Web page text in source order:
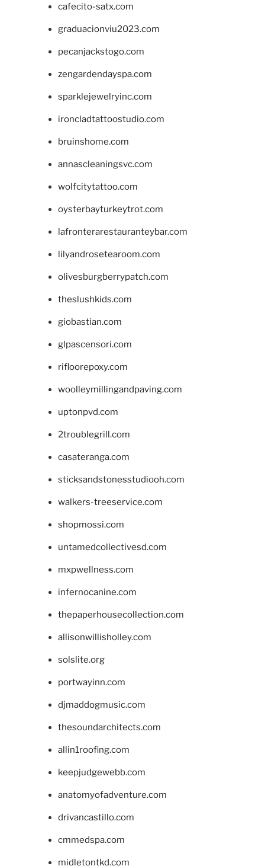
cafecito-satx.com
graduacionviu2023.com
pecanjackstogo.com
zengardendayspa.com
sparklejewelryinc.com
ironcladtattoostudio.com
bruinshome.com
annascleaningsvc.com
wolfcitytattoo.com
oysterbayturkeytrot.com
lafronterarestauranteybar.com
lilyandrosetearoom.com
olivesburgberrypatch.com
theslushkids.com
giobastian.com
glpascensori.com
rifloorepoxy.com
woolleymillingandpaving.com
uptonpvd.com
2troublegrill.com
casateranga.com
sticksandstonesstudiooh.com
walkers-treeservice.com
shopmossi.com
untamedcollectivesd.com
mxpwellness.com
infernocanine.com
thepaperhousecollection.com
allisonwillisholley.com
solslite.org
portwayinn.com
djmaddogmusic.com
thesoundarchitects.com
allin1roofing.com
keepjudgewebb.com
anatomyofadventure.com
drivancastillo.com
cmmedspa.com
midletontkd.com